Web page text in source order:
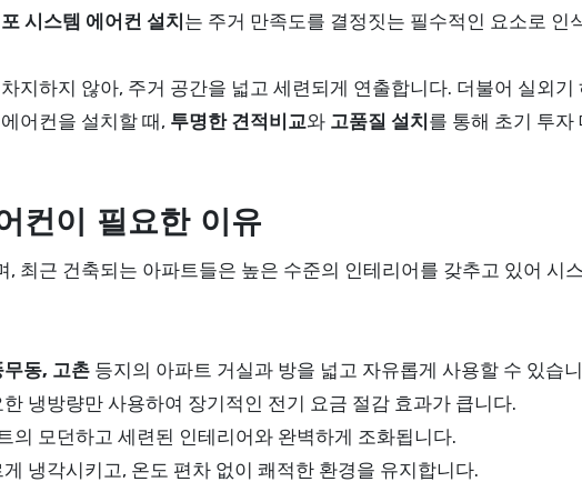
시스템 에어컨 설치는 주거 만족도를 결정짓는 필수적인 요소로 인
지하지 않아, 주거 공간을 넓고 세련되게 연출합니다. 더불어 실외
어컨을 설치할 때, 투명한 견적비교와 고품질 설치를 통해 초기 투자
컨이 필요한 이유
최근 건축되는 아파트들은 높은 수준의 인테리어를 갖추고 있어 시
무동, 고촌 등지의 아파트 거실과 방을 넓고 자유롭게 사용할 수 있습
냉방량만 사용하여 장기적인 전기 요금 절감 효과가 큽니다.
의 모던하고 세련된 인테리어와 완벽하게 조화됩니다.
냉각시키고, 온도 편차 없이 쾌적한 환경을 유지합니다.